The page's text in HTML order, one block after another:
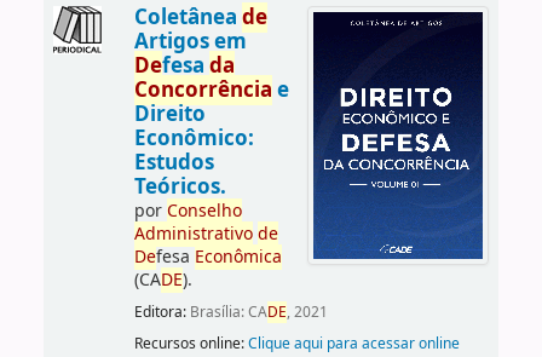
Coletânea de
Artigos em
Defesa da
Concorrência e
Direito
Econômico:
Estudos
Teóricos.
porConselho
Administrativo de
Defesa Econômica
(CADE).
Editora: Brasília: CADE, 2021
Recursos online:Clique aqui para acessar online